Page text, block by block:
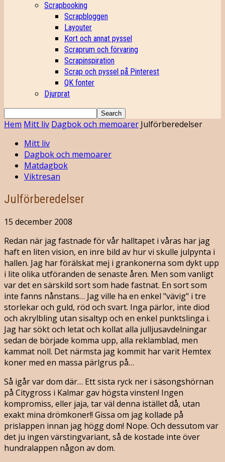
Scrapbooking
Scrapbloggen
Layouter
Kort och annat pyssel
Scraprum och förvaring
Scrapinspiration
Scrap och pyssel på Pinterest
QK fonter
Djurprat
Hem Mitt liv Dagbok och memoarer Julförberedelser
Mitt liv
Dagbok och memoarer
Matdagbok
Viktresan
Julförberedelser
15 december 2008
Redan när jag fastnade för vår halltapet i våras har jag
haft en liten vision, en inre bild av hur vi skulle julpynta i
hallen. Jag har förälskat mej i grankonerna som dykt upp
i lite olika utföranden de senaste åren. Men som vanligt
var det en särskild sort som hade fastnat. En sort som
inte fanns nånstans… Jag ville ha en enkel "vävig" i tre
storlekar och guld, röd och svart. Inga pärlor, inte diod
och akrylbling utan sisaltyp och en enkel punktslinga i.
Jag har sökt och letat och kollat alla julljusavdelningar
sedan de började komma upp, alla reklamblad, men
kammat noll. Det närmsta jag kommit har varit Hemtex
koner med en massa pärlgrus på…
Så igår var dom där… Ett sista ryck ner i säsongshörnan
på Citygross i Kalmar gav högsta vinsten! Ingen
kompromiss, eller jaja, tar väl denna istället då, utan
exakt mina drömkoner!! Gissa om jag kollade på
prislappen innan jag högg dom! Nope. Och dessutom var
det ju ingen värstingvariant, så de kostade inte över
hundralappen någon av dom.